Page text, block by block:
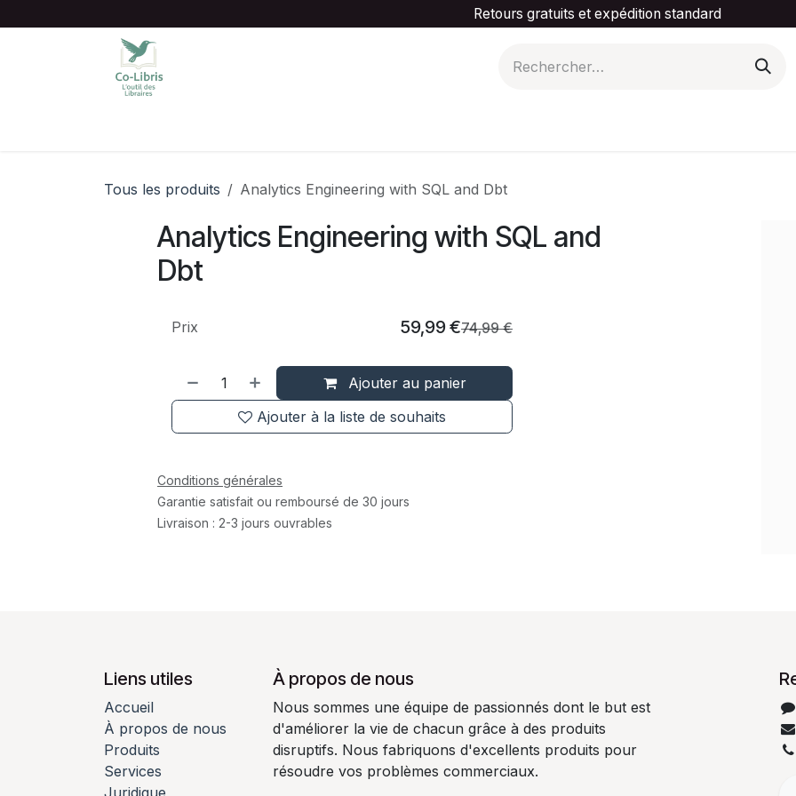
Retours gratuits et expédition standard
Tous les produits Analytics Engineering with SQL and Dbt
Analytics Engineering with SQL and
Dbt
Ajouter au panier
Ajouter à la liste de souhaits
Prix 59,99€74,99€
Conditions générales
Garantie satisfait ou remboursé de 30 jours
Livraison : 2-3 jours ouvrables
Liens utiles
Accueil
À propos de nous
Produits
Services
À propos de nous
Nous sommes une équipe de passionnés dont le but est
d'améliorer la vie de chacun grâce à des produits
disruptifs. Nous fabriquons d'excellents produits pour
résoudre vos problèmes commerciaux.